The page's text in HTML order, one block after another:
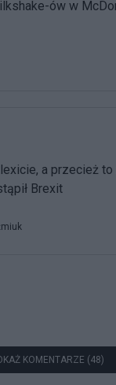
ów w
a przecież to
Brexit
KOMENTARZE (48)